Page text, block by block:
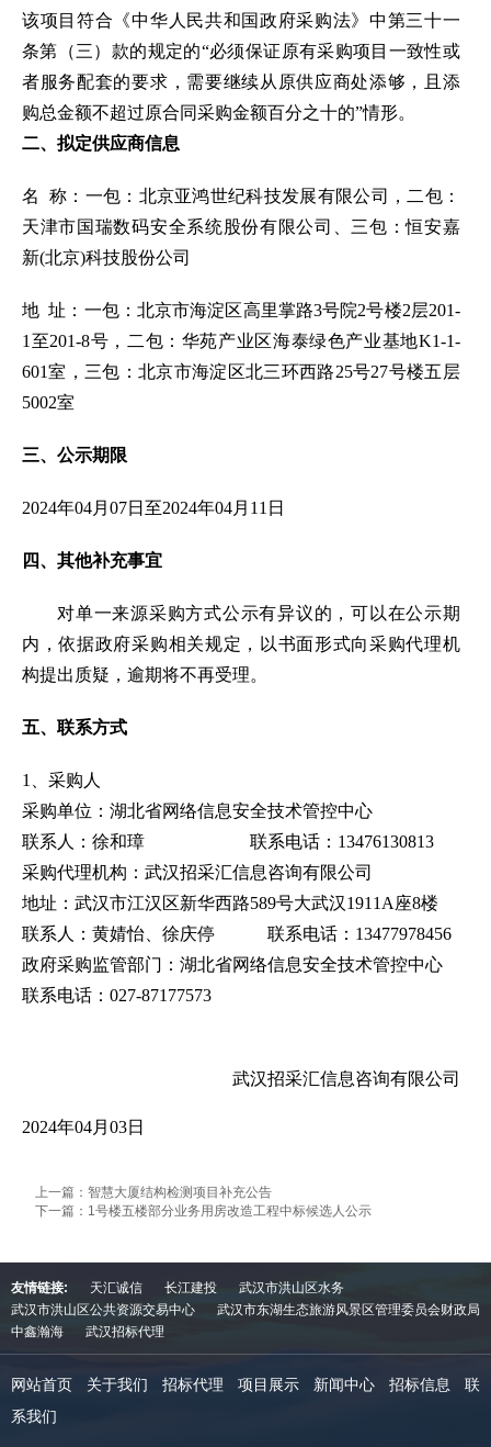
该项目符合《中华人民共和国政府采购法》中第三十一
条第（三）款的规定的“必须保证原有采购项目一致性或
者服务配套的要求，需要继续从原供应商处添够，且添
购总金额不超过原合同采购金额百分之十的”情形。
二、拟定供应商信息
名 称： 一包： 北京亚鸿世纪科技发展有限公司 ， 二包：
天津市国瑞数码安全系统股份有限公司、三包：恒安嘉
新(北京)科技股份公司
地 址： 一包：北京市海淀区高里掌路3号院2号楼2层201-
1至201-8号，二包：华苑产业区海泰绿色产业基地K1-1-
601室，三包：北京市海淀区北三环西路25号27号楼五层
5002室
三、公示期限
2024年04月 07日至2024年04月 11 日
四、 其他补充事宜
对单一来源采购方式公示有异议的，可以在公示期
内，依据政府采购相关规定，以书面形式向采购代理机
构提出质疑，逾期将不再受理。
五、联系方式
1、采购人
采购单位：湖北省网络信息安全技术管控中心
联系人：徐和璋
联系电话： 13476130813
采购代理机构：武汉招采汇信息咨询有限公司
地址：武汉市江汉区新华西路589号大武汉1911A座8楼
联系人：黄婧怡、徐庆停
联系电话： 13477978456
政府采购监管部门：湖北省网络信息安全技术管控中心
联系电话： 027-87177573
武汉招采汇信息咨询有限公司
2024年04月03日
上一篇：智慧大厦结构检测项目补充公告
下一篇：1号楼五楼部分业务用房改造工程中标候选人公示
友情链接: 天汇诚信 长江建投
武汉市洪山区水务
武汉市洪山区公共资源交易中心
武汉市东湖生态旅游风景区管理委员会财政局
中鑫瀚海
武汉招标代理
网站首页 关于我们 招标代理 项目展示 新闻中心 招标信息
联
系我们